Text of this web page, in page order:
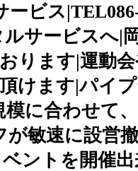
ービス
サービスへ|
ります|運動
けます|パイ
に合わせて
が敏速に設営
ントを開催